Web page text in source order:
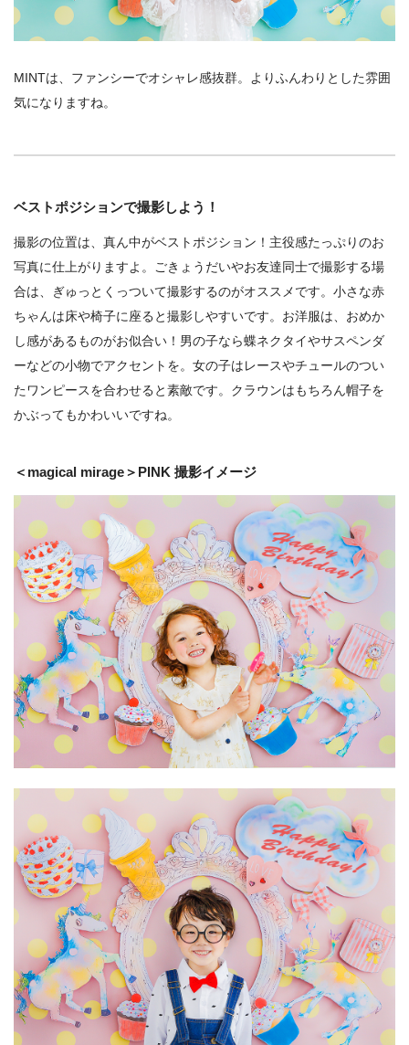
MINTは、ファンシーでオシャレ感抜群。よりふんわりとした雰囲
気になりますね。
ベストポジションで撮影しよう！
撮影の位置は、真ん中がベストポジション！主役感たっぷりのお
写真に仕上がりますよ。ごきょうだいやお友達同士で撮影する場
合は、ぎゅっとくっついて撮影するのがオススメです。小さな赤
ちゃんは床や椅子に座ると撮影しやすいです。お洋服は、おめか
し感があるものがお似合い！男の子なら蝶ネクタイやサスペンダ
ーなどの小物でアクセントを。女の子はレースやチュールのつい
たワンピースを合わせると素敵です。クラウンはもちろん帽子を
かぶってもかわいいですね。
＜magical mirage＞PINK 撮影イメージ